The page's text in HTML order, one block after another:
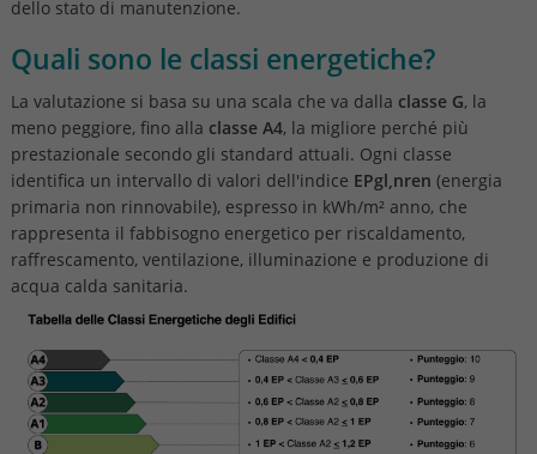
dello stato di manutenzione.
Quali sono le classi energetiche?
La valutazione si basa su una scala che va dalla classe G, la
meno peggiore, fino alla classe A4, la migliore perché più
prestazionale secondo gli standard attuali. Ogni classe
identifica un intervallo di valori dell'indice EPgl,nren (energia
primaria non rinnovabile), espresso in kWh/m² anno, che
rappresenta il fabbisogno energetico per riscaldamento,
raffrescamento, ventilazione, illuminazione e produzione di
acqua calda sanitaria.